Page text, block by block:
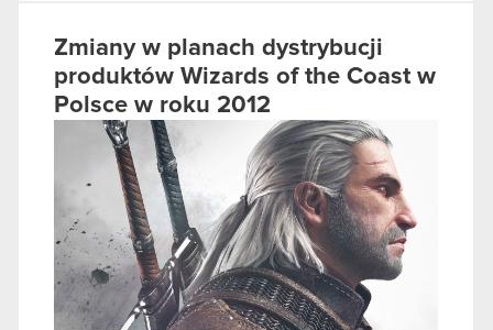
Zmiany w planach dystrybucji
produktów Wizards of the Coast w
Polsce w roku 2012